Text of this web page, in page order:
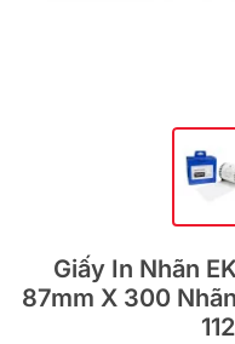
Giấy In Nhãn
87mm X 300